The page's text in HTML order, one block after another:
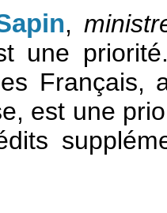
,
une
Français,
est une